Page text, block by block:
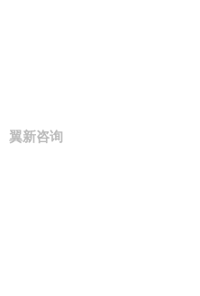
翼新咨询